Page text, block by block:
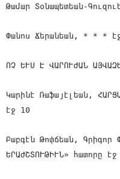
Թամար Տօնապետեան-
Փանոս Ճերանեան, * * *
ՈՉ ԵՒՍ Է ՎԱՐՈՒԺԱՆ
Կարինէ Ռաֆայէլեան,
էջ 10
Բաբգէն Թոփճեան, Գրիգոր
ԵՐԱԺՇՏՈՒԹԻՒՆ» հատորը էջ